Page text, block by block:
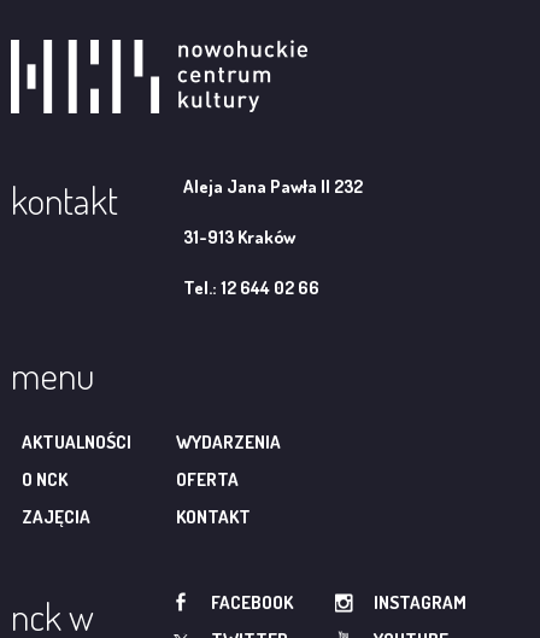
kontakt Aleja Jana Pawła II 232
31-913 Kraków
Tel.: 12 644 02 66
menu
AKTUALNOŚCI
WYDARZENIA
O NCK
OFERTA
ZAJĘCIA
KONTAKT
nck w FACEBOOK
INSTAGRAM